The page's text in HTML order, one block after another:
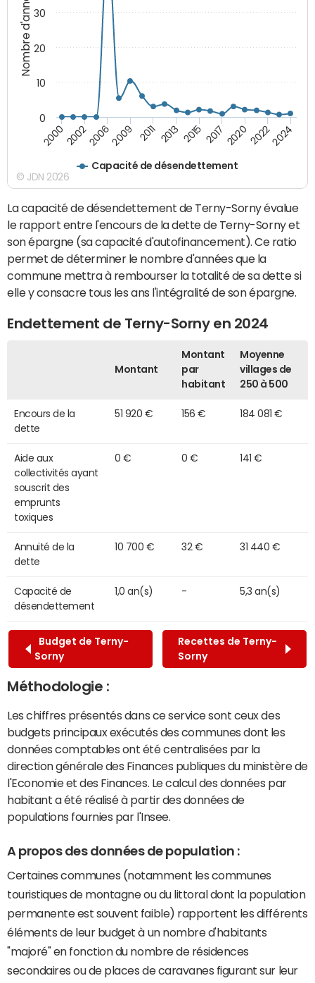
Nombre d'années
Capacité de désendettement
2000200220062009 2011 2013 2015 2017 202020222024
0
10
20
30
© JDN 2026
La capacité de désendettement de Terny-Sorny évalue
le rapport entre l'encours de la dette de Terny-Sorny et
son épargne (sa capacité d'autofinancement). Ce ratio
permet de déterminer le nombre d'années que la
commune mettra à rembourser la totalité de sa dette si
elle y consacre tous les ans l'intégralité de son épargne.
Endettement de Terny-Sorny en 2024
Montant
Montant
par
habitant
Moyenne
villages de
250 à 500
Encours de la
dette
51 920 € 156 € 184 081 €
Aide aux
collectivités ayant
souscrit des
emprunts
toxiques
0 € 0 € 141 €
Annuité de la
dette
10 700 € 32 € 31 440 €
Capacité de
désendettement
1,0 an(s) - 5,3 an(s)
Budget de Terny-
Sorny
Recettes de Terny-
Sorny
Méthodologie :
Les chiffres présentés dans ce service sont ceux des
budgets principaux exécutés des communes dont les
données comptables ont été centralisées par la
direction générale des Finances publiques du ministère de
l'Economie et des Finances. Le calcul des données par
habitant a été réalisé à partir des données de
populations fournies par l'Insee.
A propos des données de population :
Certaines communes (notamment les communes
touristiques de montagne ou du littoral dont la population
permanente est souvent faible) rapportent les différents
éléments de leur budget à un nombre d'habitants
"majoré" en fonction du nombre de résidences
secondaires ou de places de caravanes figurant sur leur